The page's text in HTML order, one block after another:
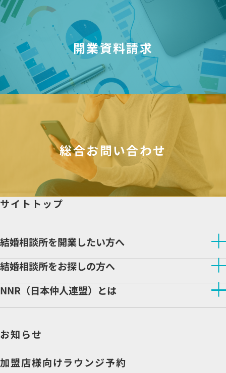
開業資料請求
総合お問い合わせ
サイトトップ
結婚相談所を開業したい方へ
結婚相談所を開業したい方へトップ
開業サポート
収益モデル
説明会申込
資料請求
結婚相談所をお探しの方へ
結婚相談所をお探しの方へトップ
NNR（日本仲人連盟）とは
会社情報
お知らせ
加盟店様向けラウンジ予約